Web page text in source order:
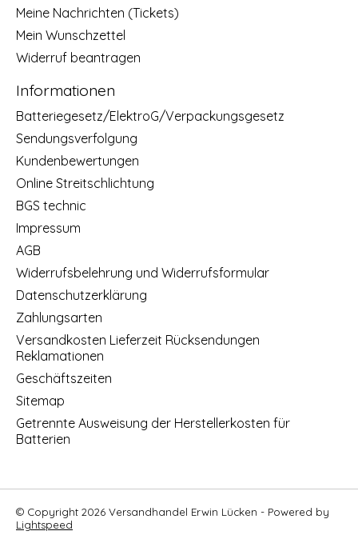
Meine Nachrichten (Tickets)
Mein Wunschzettel
Widerruf beantragen
Informationen
Batteriegesetz/ElektroG/Verpackungsgesetz
Sendungsverfolgung
Kundenbewertungen
Online Streitschlichtung
BGS technic
Impressum
AGB
Widerrufsbelehrung und Widerrufsformular
Datenschutzerklärung
Zahlungsarten
Versandkosten Lieferzeit Rücksendungen
Reklamationen
Geschäftszeiten
Sitemap
Getrennte Ausweisung der Herstellerkosten für
Batterien
© Copyright 2026 Versandhandel Erwin Lücken - Powered by
Lightspeed